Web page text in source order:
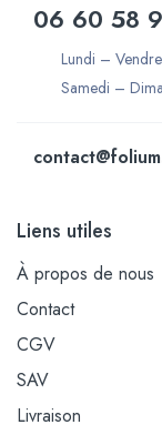
06 60 58
Lundi –
Samedi –
Liens utiles
À propos de nous
Contact
CGV
SAV
Livraison